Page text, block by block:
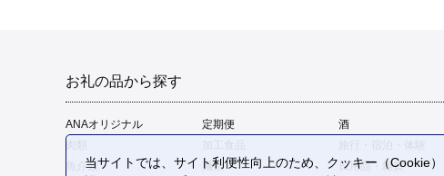
お礼の品から探す
ANAオリジナル 定期便
酒
加工食品
魚介類
麺類
日用品・雑貨
当サイトでは、サイト利便性向上のため、クッキー（Cookie